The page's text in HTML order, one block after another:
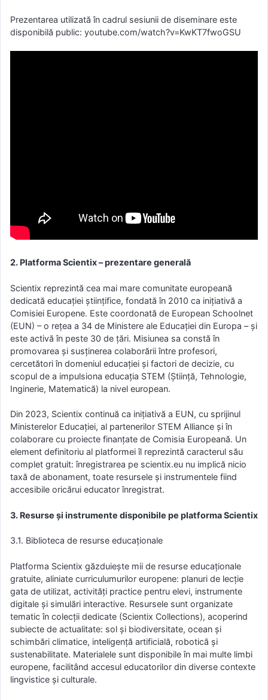
Prezentarea utilizată în cadrul sesiunii de diseminare este
disponibilă public: youtube.com/watch?v=KwKT7fwoGSU
2. Platforma Scientix – prezentare generală
Scientix reprezintă cea mai mare comunitate europeană
dedicată educației științifice, fondată în 2010 ca inițiativă a
Comisiei Europene. Este coordonată de European Schoolnet
(EUN) – o rețea a 34 de Ministere ale Educației din Europa – și
este activă în peste 30 de țări. Misiunea sa constă în
promovarea și susținerea colaborării între profesori,
cercetători în domeniul educației și factori de decizie, cu
scopul de a impulsiona educația STEM (Știință, Tehnologie,
Inginerie, Matematică) la nivel european.
Din 2023, Scientix continuă ca inițiativă a EUN, cu sprijinul
Ministerelor Educației, al partenerilor STEM Alliance și în
colaborare cu proiecte finanțate de Comisia Europeană. Un
element definitoriu al platformei îl reprezintă caracterul său
complet gratuit: înregistrarea pe scientix.eu nu implică nicio
taxă de abonament, toate resursele și instrumentele fiind
accesibile oricărui educator înregistrat.
3. Resurse și instrumente disponibile pe platforma Scientix
3.1. Biblioteca de resurse educaționale
Platforma Scientix găzduiește mii de resurse educaționale
gratuite, aliniate curriculumurilor europene: planuri de lecție
gata de utilizat, activități practice pentru elevi, instrumente
digitale și simulări interactive. Resursele sunt organizate
tematic în colecții dedicate (Scientix Collections), acoperind
subiecte de actualitate: sol și biodiversitate, ocean și
schimbări climatice, inteligență artificială, robotică și
sustenabilitate. Materialele sunt disponibile în mai multe limbi
europene, facilitând accesul educatorilor din diverse contexte
lingvistice și culturale.